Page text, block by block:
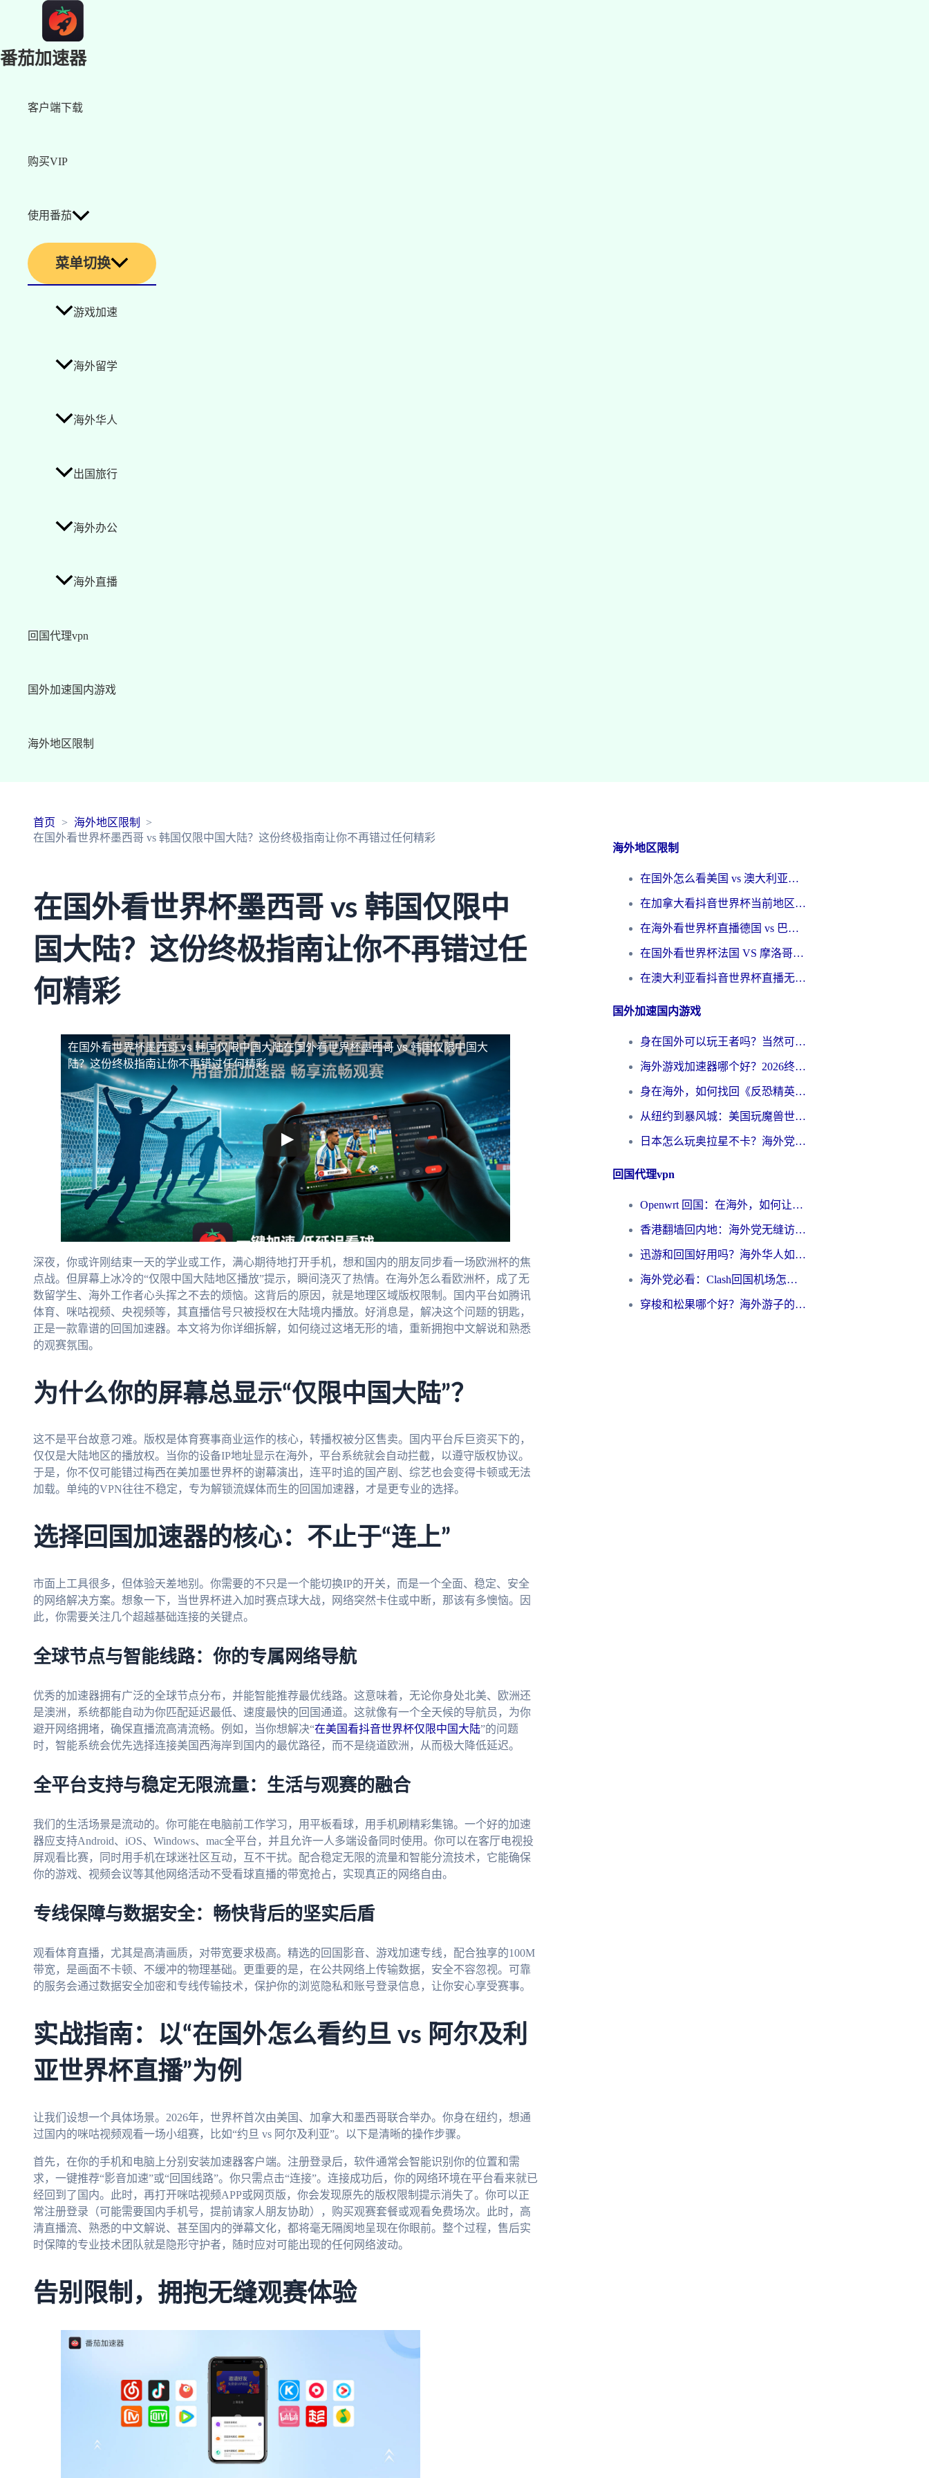
番茄加速器
客户端下载
购买VIP
使用番茄
菜单切换
游戏加速
海外留学
海外华人
出国旅行
海外办公
海外直播
回国代理vpn
国外加速国内游戏
海外地区限制
首页
海外地区限制
在国外看世界杯墨西哥 vs 韩国仅限中国大陆？这份终极指南让你不再错过任何精彩
在国外看世界杯墨西哥 vs 韩国仅限中
国大陆？这份终极指南让你不再错过任
何精彩
在国外看世界杯墨西哥 vs 韩国仅限中国大陆在国外看世界杯墨西哥 vs 韩国仅限中国大
陆？这份终极指南让你不再错过任何精彩
深夜，你或许刚结束一天的学业或工作，满心期待地打开手机，想和国内的朋友同步看一场欧洲杯的焦
点战。但屏幕上冰冷的“仅限中国大陆地区播放”提示，瞬间浇灭了热情。在海外怎么看欧洲杯，成了无
数留学生、海外工作者心头挥之不去的烦恼。这背后的原因，就是地理区域版权限制。国内平台如腾讯
体育、咪咕视频、央视频等，其直播信号只被授权在大陆境内播放。好消息是，解决这个问题的钥匙，
正是一款靠谱的回国加速器。本文将为你详细拆解，如何绕过这堵无形的墙，重新拥抱中文解说和熟悉
的观赛氛围。
为什么你的屏幕总显示“仅限中国大陆”？
这不是平台故意刁难。版权是体育赛事商业运作的核心，转播权被分区售卖。国内平台斥巨资买下的，
仅仅是大陆地区的播放权。当你的设备IP地址显示在海外，平台系统就会自动拦截，以遵守版权协议。
于是，你不仅可能错过梅西在美加墨世界杯的谢幕演出，连平时追的国产剧、综艺也会变得卡顿或无法
加载。单纯的VPN往往不稳定，专为解锁流媒体而生的回国加速器，才是更专业的选择。
选择回国加速器的核心：不止于“连上”
市面上工具很多，但体验天差地别。你需要的不只是一个能切换IP的开关，而是一个全面、稳定、安全
的网络解决方案。想象一下，当世界杯进入加时赛点球大战，网络突然卡住或中断，那该有多懊恼。因
此，你需要关注几个超越基础连接的关键点。
全球节点与智能线路：你的专属网络导航
优秀的加速器拥有广泛的全球节点分布，并能智能推荐最优线路。这意味着，无论你身处北美、欧洲还
是澳洲，系统都能自动为你匹配延迟最低、速度最快的回国通道。这就像有一个全天候的导航员，为你
避开网络拥堵，确保直播流高清流畅。例如，当你想解决“在美国看抖音世界杯仅限中国大陆”的问题
时，智能系统会优先选择连接美国西海岸到国内的最优路径，而不是绕道欧洲，从而极大降低延迟。
全平台支持与稳定无限流量：生活与观赛的融合
我们的生活场景是流动的。你可能在电脑前工作学习，用平板看球，用手机刷精彩集锦。一个好的加速
器应支持Android、iOS、Windows、mac全平台，并且允许一人多端设备同时使用。你可以在客厅电视投
屏观看比赛，同时用手机在球迷社区互动，互不干扰。配合稳定无限的流量和智能分流技术，它能确保
你的游戏、视频会议等其他网络活动不受看球直播的带宽抢占，实现真正的网络自由。
专线保障与数据安全：畅快背后的坚实后盾
观看体育直播，尤其是高清画质，对带宽要求极高。精选的回国影音、游戏加速专线，配合独享的100M
带宽，是画面不卡顿、不缓冲的物理基础。更重要的是，在公共网络上传输数据，安全不容忽视。可靠
的服务会通过数据安全加密和专线传输技术，保护你的浏览隐私和账号登录信息，让你安心享受赛事。
实战指南：以“在国外怎么看约旦 vs 阿尔及利
亚世界杯直播”为例
让我们设想一个具体场景。2026年，世界杯首次由美国、加拿大和墨西哥联合举办。你身在纽约，想通
过国内的咪咕视频观看一场小组赛，比如“约旦 vs 阿尔及利亚”。以下是清晰的操作步骤。
首先，在你的手机和电脑上分别安装加速器客户端。注册登录后，软件通常会智能识别你的位置和需
求，一键推荐“影音加速”或“回国线路”。你只需点击“连接”。连接成功后，你的网络环境在平台看来就已
经回到了国内。此时，再打开咪咕视频APP或网页版，你会发现原先的版权限制提示消失了。你可以正
常注册登录（可能需要国内手机号，提前请家人朋友协助），购买观赛套餐或观看免费场次。此时，高
清直播流、熟悉的中文解说、甚至国内的弹幕文化，都将毫无隔阂地呈现在你眼前。整个过程，售后实
时保障的专业技术团队就是隐形守护者，随时应对可能出现的任何网络波动。
告别限制，拥抱无缝观赛体验
海外地区限制
在国外怎么看美国 vs 澳大利亚世界杯直播？海外党必藏的中文解说观赛指南
在加拿大看抖音世界杯当前地区不可播放？海外党体育观赛终极指南
在海外看世界杯直播德国 vs 巴拉圭当前IP受限制？这篇指南帮你轻松解决地区限制
在国外看世界杯法国 VS 摩洛哥仅限中国大陆？别让地域限制拦下你的欢呼
在澳大利亚看抖音世界杯直播无法播放？海外党体育观赛终极指南来了！
国外加速国内游戏
身在国外可以玩王者吗？当然可以，但你需要这份“加速”指南
海外游戏加速器哪个好？2026终极指南帮你畅玩国服+解决卡顿难题
身在海外，如何找回《反恐精英：全球攻势》国服的丝滑手感？一份给你的终极指南
从纽约到暴风城：美国玩魔兽世界，如何找到你的最佳网络航线
日本怎么玩奥拉星不卡？海外党国服游戏加速器选择全攻略
回国代理vpn
Openwrt 回国：在海外，如何让家的网络触手可及
香港翻墙回内地：海外党无缝访问国内资源的加速器选择全攻略
迅游和回国好用吗？海外华人如何选择靠谱的回国加速器
海外党必看：Clash回国机场怎么选？一篇搞定无缝访问国内资源的全攻略
穿梭和松果哪个好？海外游子的数字归乡路，到底该怎么选